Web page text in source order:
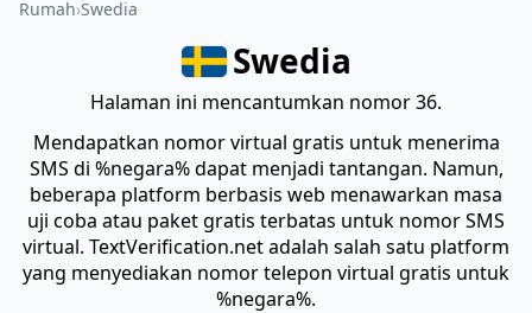
Rumah Swedia
Swedia
Halaman ini mencantumkan nomor 36.
Mendapatkan nomor virtual gratis untuk menerima
SMS di %negara% dapat menjadi tantangan. Namun,
beberapa platform berbasis web menawarkan masa
uji coba atau paket gratis terbatas untuk nomor SMS
virtual. TextVerification.net adalah salah satu platform
yang menyediakan nomor telepon virtual gratis untuk
%negara%.